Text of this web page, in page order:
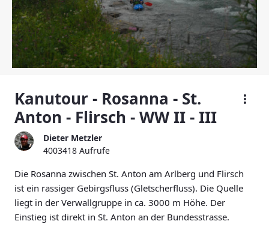
Kanutour - Rosanna - St.
Anton - Flirsch - WW II - III
Dieter Metzler
4003418 Aufrufe
Die Rosanna zwischen St. Anton am Arlberg und Flirsch
ist ein rassiger Gebirgsfluss (Gletscherfluss). Die Quelle
liegt in der Verwallgruppe in ca. 3000 m Höhe. Der
Einstieg ist direkt in St. Anton an der Bundesstrasse.